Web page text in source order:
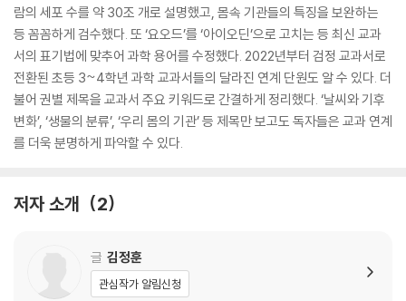
람의 세포 수를 약 30조 개로 설명했고, 몸속 기관들의 특징을 보완하는
등 꼼꼼하게 검수했다. 또 ‘요오드’를 ‘아이오딘’으로 고치는 등 최신 교과
서의 표기법에 맞추어 과학 용어를 수정했다. 2022년부터 검정 교과서로
전환된 초등 3~4학년 과학 교과서들의 달라진 연계 단원도 알 수 있다. 더
불어 권별 제목을 교과서 주요 키워드로 간결하게 정리했다. ‘날씨와 기후
변화’, ‘생물의 분류’, ‘우리 몸의 기관’ 등 제목만 보고도 독자들은 교과 연계
를 더욱 분명하게 파악할 수 있다.
저자 소개 2
글 김정훈
관심작가 알림신청